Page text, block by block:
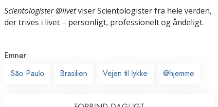
Scientologister @livetviser Scientologister fra hele verden,
der trives i livet – personligt, professionelt og åndeligt.
Emner
São Paulo
Brasilien Vejen til lykke @hjemme